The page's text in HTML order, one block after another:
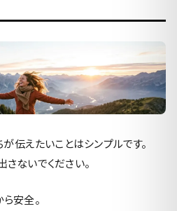
伝えたいことはシンプルです。
ないでください。
安全。